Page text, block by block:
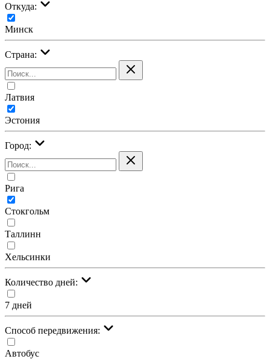
Откуда:
Минск
Страна:
Латвия
Эстония
Город:
Рига
Стокгольм
Таллинн
Хельсинки
Количество дней:
7 дней
Cпособ передвижения:
Автобус